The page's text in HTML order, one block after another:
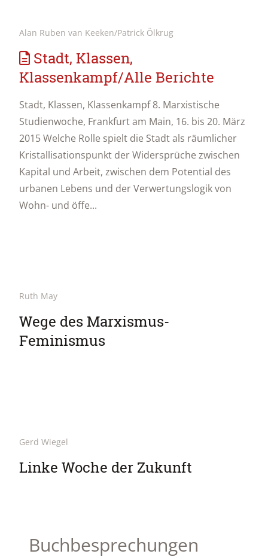
Alan Ruben van Keeken/Patrick Ölkrug
Stadt, Klassen,
Klassenkampf/Alle Berichte
Stadt, Klassen, Klassenkampf 8. Marxistische
Studienwoche, Frankfurt am Main, 16. bis 20. März
2015 Welche Rolle spielt die Stadt als räumlicher
Kristallisationspunkt der Widersprüche zwischen
Kapital und Arbeit, zwischen dem Potential des
urbanen Lebens und der Verwertungslogik von
Wohn- und öffe...
Ruth May
Wege des Marxismus-
Feminismus
Gerd Wiegel
Linke Woche der Zukunft
Buchbesprechungen